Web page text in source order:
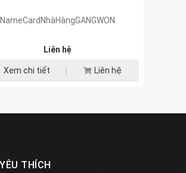
NameCardNhàHàngGANGWON
Liên hệ
Xem chi tiết Liên hệ
THÍCH